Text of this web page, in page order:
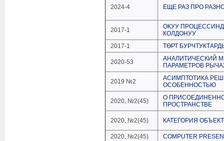
2024-4 ЕЩЕ РАЗ ПРО
2017-1
ОКУУ
КОЛДОНУУ
2017-1
ТӨРТ
2020-53
АНАЛИТИЧЕСКИЙ
ПАРАМЕТРОВ
2019 №2
АСИМПТОТИКА
ОСОБЕННОСТЬЮ
2020, №2(45)
О
ПРОСТРАНСТВЕ
2020, №2(45) КАТЕГОРИЯ
2020, №2(45) COMPUTER